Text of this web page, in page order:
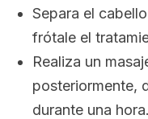
Separa el
frótale el
Realiza un
posteriormente,
durante una hora.